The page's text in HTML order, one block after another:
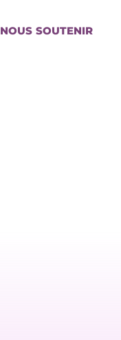
NOUS SOUTENIR